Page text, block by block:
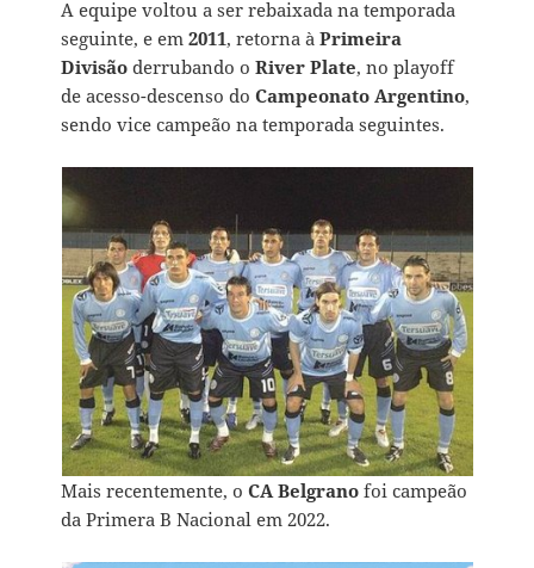
A equipe voltou a ser rebaixada na temporada
seguinte, e em2011, retorna àPrimeira
Divisão derrubando oRiver Plate, no playoff
de acesso-descenso doCampeonato Argentino,
sendo vice campeão na temporada seguintes.
Mais recentemente, oCA Belgrano foi campeão
da Primera B Nacional em 2022.